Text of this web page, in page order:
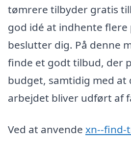
tømrere tilbyder gratis
god idé at indhente flere
beslutter dig. På denne
finde et godt tilbud, der
budget, samtidig med at
arbejdet bliver udført af
Ved at anvende xn--find-